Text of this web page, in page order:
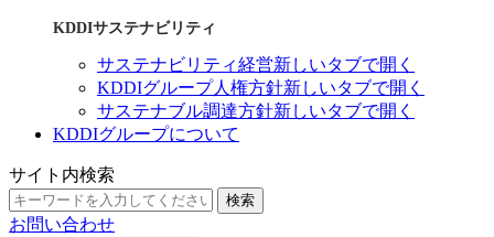
KDDIサステナビリティ
サステナビリティ経営新しいタブで開く
KDDIグループ人権方針新しいタブで開く
サステナブル調達方針新しいタブで開く
KDDIグループについて
サイト内検索
検索
お問い合わせ